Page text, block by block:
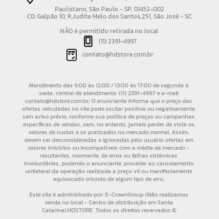
Paulistano, São Paulo - SP, 01452-002
CD: Galpão 10, R.Judite Melo dos Santos,251, São José - SC
NÃO é permitido retirada no local
(11) 2391-4997
contato@hdstore.com.br